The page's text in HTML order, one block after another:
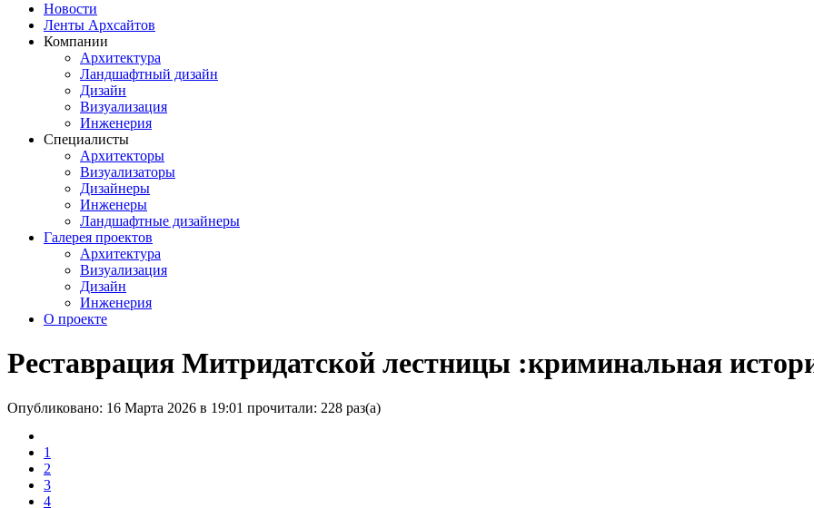
Новости
Ленты Архсайтов
Компании
Архитектура
Ландшафтный дизайн
Дизайн
Визуализация
Инженерия
Специалисты
Архитекторы
Визуализаторы
Дизайнеры
Инженеры
Ландшафтные дизайнеры
Галерея проектов
Архитектура
Визуализация
Дизайн
Инженерия
О проекте
Реставрация Митридатской лестницы :криминальная
Опубликовано: 16 Марта 2026 в 19:01 прочитали: 228 раз(а)
1
2
3
4